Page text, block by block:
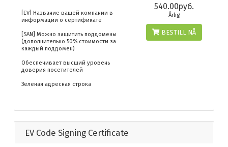
[EV] Название вашей компании в
информации о сертификате
[SAN] Можно защитить поддомены
(дополнительно 50% стоимости за
каждый поддомен)
Обеспечивает высший уровень
доверия посетителей
Зеленая адресная строка
540.00руб.
Årlig
BESTILL NÅ
EV Code Signing Certificate